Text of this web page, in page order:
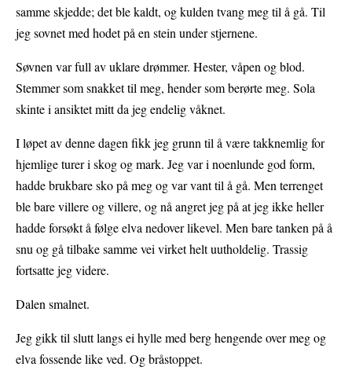
samme skjedde; det ble kaldt, og kulden tvang meg til å gå. Til
jeg sovnet med hodet på en stein under stjernene.
Søvnen var full av uklare drømmer. Hester, våpen og blod.
Stemmer som snakket til meg, hender som berørte meg. Sola
skinte i ansiktet mitt da jeg endelig våknet.
I løpet av denne dagen fikk jeg grunn til å være takknemlig for
hjemlige turer i skog og mark. Jeg var i noenlunde god form,
hadde brukbare sko på meg og var vant til å gå. Men terrenget
ble bare villere og villere, og nå angret jeg på at jeg ikke heller
hadde forsøkt å følge elva nedover likevel. Men bare tanken på å
snu og gå tilbake samme vei virket helt uutholdelig. Trassig
fortsatte jeg videre.
Dalen smalnet.
Jeg gikk til slutt langs ei hylle med berg hengende over meg og
elva fossende like ved. Og bråstoppet.